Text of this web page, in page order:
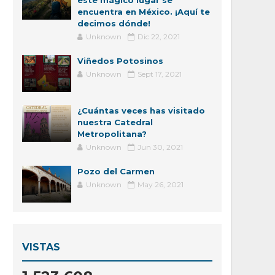
encuentra en México. ¡Aquí te
decimos dónde!
Unknown Dic 22, 2021
Viñedos Potosinos
Unknown Sept 17, 2021
¿Cuántas veces has visitado
nuestra Catedral
Metropolitana?
Unknown Jun 30, 2021
Pozo del Carmen
Unknown May 26, 2021
VISTAS